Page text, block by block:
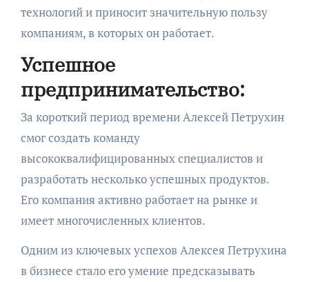
технологий и приносит значительную пользу
компаниям, в которых он работает.
Успешное
предпринимательство:
За короткий период времени Алексей Петрухин
смог создать команду
высококвалифицированных специалистов и
разработать несколько успешных продуктов.
Его компания активно работает на рынке и
имеет многочисленных клиентов.
Одним из ключевых успехов Алексея Петрухина
в бизнесе стало его умение предсказывать